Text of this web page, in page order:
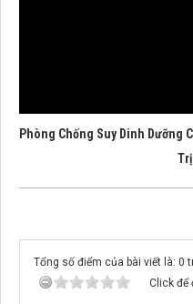
Phòng Chống Suy Dinh Dưỡng
Tổng số điểm của bài viết là: 0
Click để